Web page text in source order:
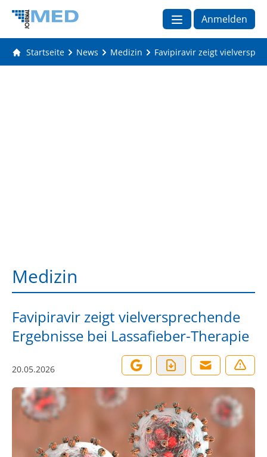
Anmelden
Startseite News Medizin Favipiravir zeigt
Medizin
Favipiravir zeigt vielversprechende
Ergebnisse bei Lassafieber-Therapie
20.05.2026